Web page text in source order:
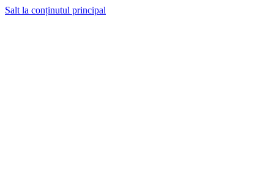
Salt la conținutul principal